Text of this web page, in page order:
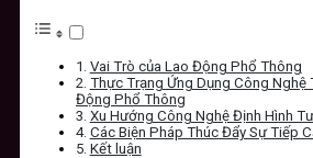
Vai Trò của Lao Động Phổ Thông
Thực Trạng Ứng Dụng Công
Động Phổ Thông
Xu Hướng Công Nghệ Định Hình
Các Biện Pháp Thúc Đẩy Sự Tiếp
Kết luận